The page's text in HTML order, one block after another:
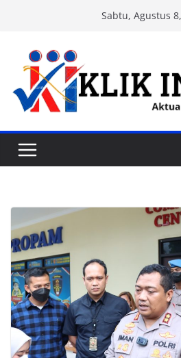
content
Sabtu, Agustus